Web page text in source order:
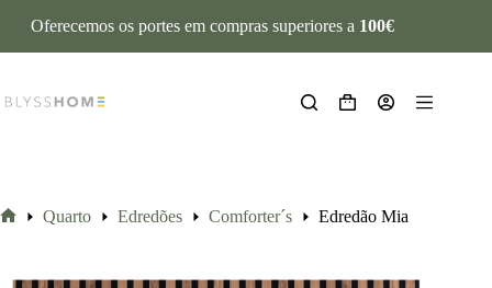
Oferecemos os portes em compras superiores a 100€
Quarto Edredões Comforter´s Edredão Mia